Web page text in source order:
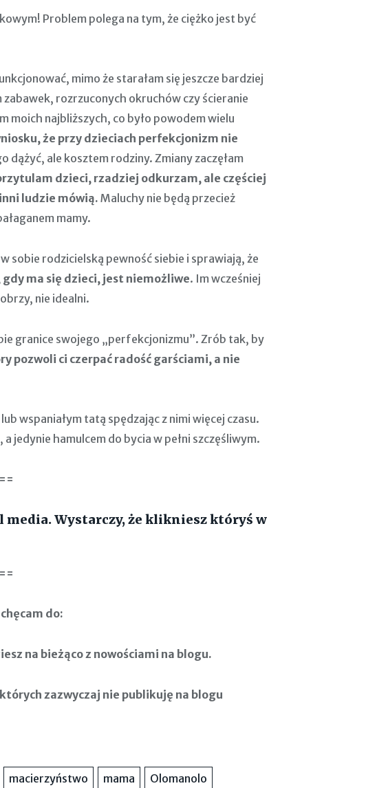
Problem polega na tym, że ciężko jest być
mimo że starałam się jeszcze bardziej
rozrzuconych okruchów czy ścieranie
moich najbliższych, co było powodem wielu
że przy dzieciach perfekcjonizm nie
dążyć, ale kosztem rodziny. Zmiany zaczęłam
dzieci, rzadziej odkurzam, ale częściej
ludzie mówią. Maluchy nie będą przecież
mamy.
sobie rodzicielską pewność siebie i sprawiają, że
ma się dzieci, jest niemożliwe. Im wcześniej
nie idealni.
granice swojego „perfekcjonizmu”. Zrób tak, by
pozwoli ci czerpać radość garściami, a nie
wspaniałym tatą spędzając z nimi więcej czasu.
a jedynie hamulcem do bycia w pełni szczęśliwym.
media. Wystarczy, że klikniesz któryś w
do:
na bieżąco z nowościami na blogu.
zazwyczaj nie publikuję na blogu
macierzyństwo mama
Olomanolo